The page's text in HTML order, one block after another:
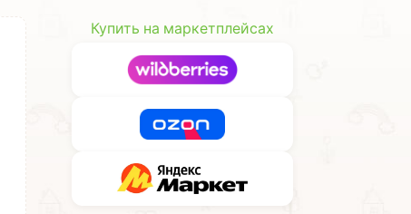
Купить на маркетплейсах